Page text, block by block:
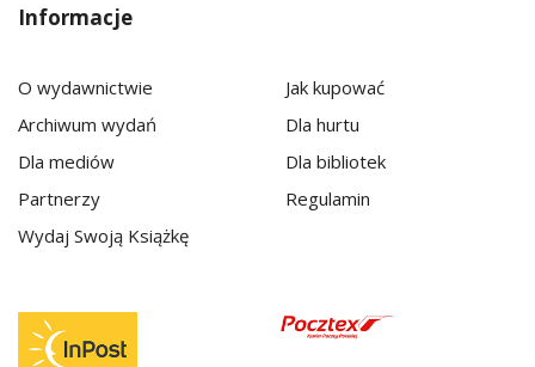
Informacje
O wydawnictwie
Archiwum wydań
Dla mediów
Partnerzy
Wydaj Swoją Książkę
Jak kupować
Dla hurtu
Dla bibliotek
Regulamin